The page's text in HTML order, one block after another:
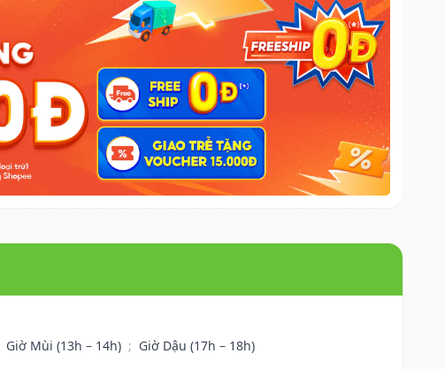
Giờ Mùi (13h – 14h) ; Giờ Dậu (17h – 18h)